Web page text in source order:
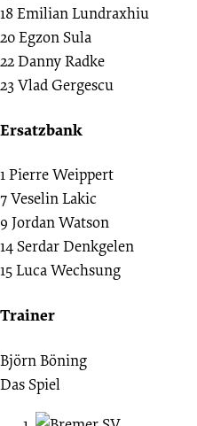
18Emilian Lundraxhiu
20Egzon Sula
22Danny Radke
23Vlad Gergescu
Ersatzbank
1Pierre Weippert
7Veselin Lakic
9 Jordan Watson
14Serdar Denkgelen
15Luca Wechsung
Trainer
Björn Böning
Das Spiel